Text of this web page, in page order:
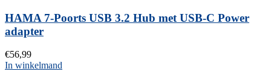
HAMA 7-Poorts USB 3.2 Hub met USB-C Power
adapter
€56,99
In winkelmand